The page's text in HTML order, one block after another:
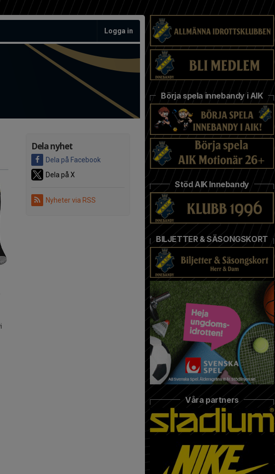
Logga in
Dela nyhet
Dela på Facebook
Dela på X
Nyheter via RSS
Börja spela innebandy i AIK
Stöd AIK Innebandy
BILJETTER & SÄSONGSKORT
Våra partners